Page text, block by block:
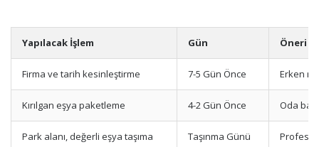
Yapılacak İşlem Gün Öneri
Firma ve tarih kesinleştirme 7-5 Gün Önce Erken
Kırılgan eşya paketleme 4-2 Gün Önce Oda
Park alanı, değerli eşya taşıma Taşınma Günü